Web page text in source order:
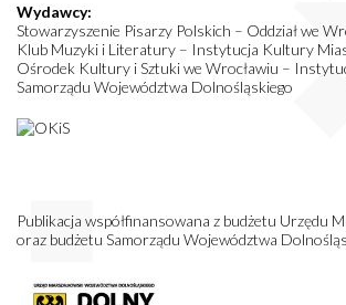
Wydawcy:
Stowarzyszenie Pisarzy Polskich – Oddział we
Klub Muzyki i Literatury – Instytucja Kultury
Ośrodek Kultury i Sztuki we Wrocławiu –
Samorządu Województwa Dolnośląskiego
Publikacja współfinansowana z budżetu Urzędu
oraz budżetu Samorządu Województwa